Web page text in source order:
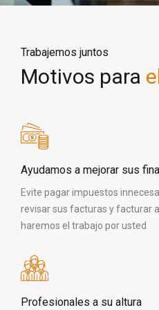
Trabajemos juntos
Motivos para
Ayudamos a mejorar sus
Evite pagar impuestos
revisar sus facturas y facturar
haremos el trabajo por usted
Profesionales a su altura